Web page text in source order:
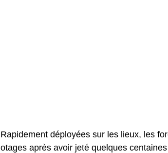
Rapidement déployées sur les lieux, les
otages après avoir jeté quelques